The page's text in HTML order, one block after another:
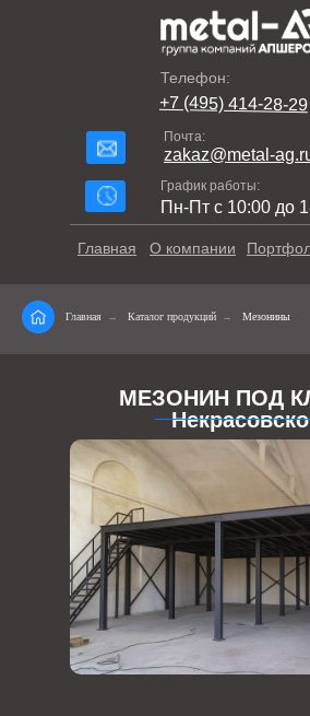
Телефон:
+7 (495) 414-28-29
Почта:
zakaz@metal-
График работы:
Пн-Пт с 10:00 до
О компании
Главная
Главная → Каталог продукций → Мезонины
МЕЗОНИН ПОД